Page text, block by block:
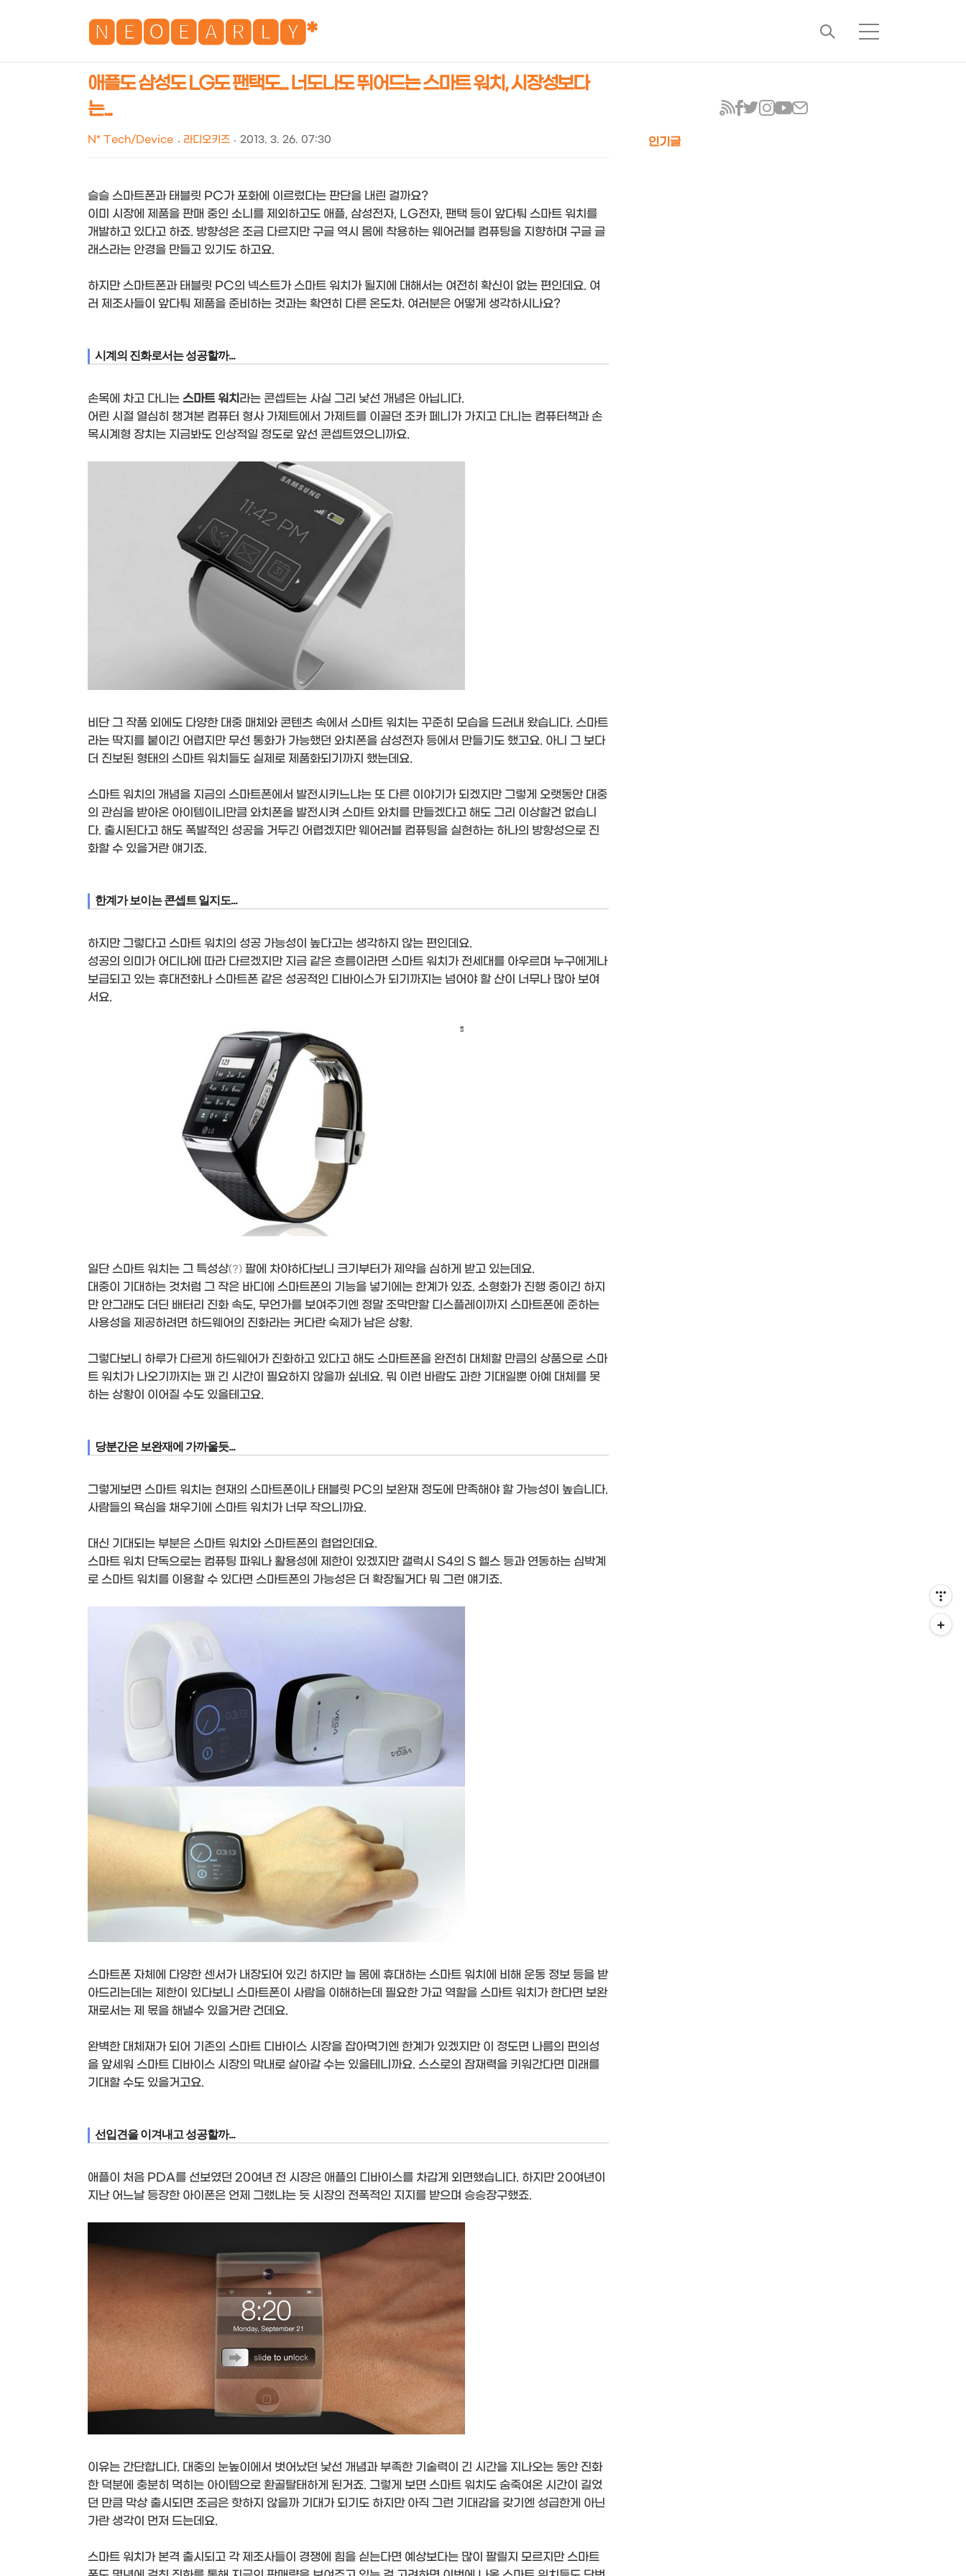
🅽🅴🅾🅴🅰🆁🅻🆈*NEOEARLY*
검
메
애플도 삼성도 LG도 팬택도... 너도나도 뛰어드는 스마트 워치, 시장성보다
는...
N* Tech/Device 라디오키즈 2013. 3. 26. 07:30
슬슬 스마트폰과 태블릿 PC가 포화에 이르렀다는 판단을 내린 걸까요?
이미 시장에 제품을 판매 중인 소니를 제외하고도 애플, 삼성전자, LG전자, 팬택 등이 앞다퉈 스마트 워치를
개발하고 있다고 하죠. 방향성은 조금 다르지만 구글 역시 몸에 착용하는 웨어러블 컴퓨팅을 지향하며 구글 글
래스라는 안경을 만들고 있기도 하고요.
하지만 스마트폰과 태블릿 PC의 넥스트가 스마트 워치가 될지에 대해서는 여전히 확신이 없는 편인데요. 여
러 제조사들이 앞다퉈 제품을 준비하는 것과는 확연히 다른 온도차. 여러분은 어떻게 생각하시나요?
시계의 진화로서는 성공할까...
손목에 차고 다니는 스마트 워치 라는 콘셉트는 사실 그리 낯선 개념은 아닙니다.
어린 시절 열심히 챙겨본 컴퓨터 형사 가제트에서 가제트를 이끌던 조카 페니가 가지고 다니는 컴퓨터책과 손
목시계형 장치는 지금봐도 인상적일 정도로 앞선 콘셉트였으니까요.
비단 그 작품 외에도 다양한 대중 매체와 콘텐츠 속에서 스마트 워치는 꾸준히 모습을 드러내 왔습니다. 스마트
라는 딱지를 붙이긴 어렵지만 무선 통화가 가능했던 와치폰을 삼성전자 등에서 만들기도 했고요. 아니 그 보다
더 진보된 형태의 스마트 워치들도 실제로 제품화되기까지 했는데요.
스마트 워치의 개념을 지금의 스마트폰에서 발전시키느냐는 또 다른 이야기가 되겠지만 그렇게 오랫동안 대중
의 관심을 받아온 아이템이니만큼 와치폰을 발전시켜 스마트 와치를 만들겠다고 해도 그리 이상할건 없습니
다. 출시된다고 해도 폭발적인 성공을 거두긴 어렵겠지만 웨어러블 컴퓨팅을 실현하는 하나의 방향성으로 진
화할 수 있을거란 얘기죠.
한계가 보이는 콘셉트 일지도...
하지만 그렇다고 스마트 워치의 성공 가능성이 높다고는 생각하지 않는 편인데요.
성공의 의미가 어디냐에 따라 다르겠지만 지금 같은 흐름이라면 스마트 워치가 전세대를 아우르며 누구에게나
보급되고 있는 휴대전화나 스마트폰 같은 성공적인 디바이스가 되기까지는 넘어야 할 산이 너무나 많아 보여
서요.
일단 스마트 워치는 그 특성상(?) 팔에 차야하다보니 크기부터가 제약을 심하게 받고 있는데요.
대중이 기대하는 것처럼 그 작은 바디에 스마트폰의 기능을 넣기에는 한계가 있죠. 소형화가 진행 중이긴 하지
만 안그래도 더딘 배터리 진화 속도, 무언가를 보여주기엔 정말 조막만할 디스플레이까지 스마트폰에 준하는
사용성을 제공하려면 하드웨어의 진화라는 커다란 숙제가 남은 상황.
그렇다보니 하루가 다르게 하드웨어가 진화하고 있다고 해도 스마트폰을 완전히 대체할 만큼의 상품으로 스마
트 워치가 나오기까지는 꽤 긴 시간이 필요하지 않을까 싶네요. 뭐 이런 바람도 과한 기대일뿐 아예 대체를 못
하는 상황이 이어질 수도 있을테고요.
당분간은 보완재에 가까울듯...
그렇게보면 스마트 워치는 현재의 스마트폰이나 태블릿 PC의 보완재 정도에 만족해야 할 가능성이 높습니다.
사람들의 욕심을 채우기에 스마트 워치가 너무 작으니까요.
대신 기대되는 부분은 스마트 워치와 스마트폰의 협업인데요.
스마트 워치 단독으로는 컴퓨팅 파워나 활용성에 제한이 있겠지만 갤럭시 S4의 S 헬스 등과 연동하는 심박계
로 스마트 워치를 이용할 수 있다면 스마트폰의 가능성은 더 확장될거다 뭐 그런 얘기죠.
스마트폰 자체에 다양한 센서가 내장되어 있긴 하지만 늘 몸에 휴대하는 스마트 워치에 비해 운동 정보 등을 받
아드리는데는 제한이 있다보니 스마트폰이 사람을 이해하는데 필요한 가교 역할을 스마트 워치가 한다면 보완
재로서는 제 몫을 해낼수 있을거란 건데요.
완벽한 대체재가 되어 기존의 스마트 디바이스 시장을 잡아먹기엔 한계가 있겠지만 이 정도면 나름의 편의성
을 앞세워 스마트 디바이스 시장의 막내로 살아갈 수는 있을테니까요. 스스로의 잠재력을 키워간다면 미래를
기대할 수도 있을거고요.
선입견을 이겨내고 성공할까...
애플이 처음 PDA를 선보였던 20여년 전 시장은 애플의 디바이스를 차갑게 외면했습니다. 하지만 20여년이
지난 어느날 등장한 아이폰은 언제 그랬냐는 듯 시장의 전폭적인 지지를 받으며 승승장구했죠.
이유는 간단합니다. 대중의 눈높이에서 벗어났던 낯선 개념과 부족한 기술력이 긴 시간을 지나오는 동안 진화
한 덕분에 충분히 먹히는 아이템으로 환골탈태하게 된거죠. 그렇게 보면 스마트 워치도 숨죽여온 시간이 길었
던 만큼 막상 출시되면 조금은 핫하지 않을까 기대가 되기도 하지만 아직 그런 기대감을 갖기엔 성급한게 아닌
가란 생각이 먼저 드는데요.
스마트 워치가 본격 출시되고 각 제조사들이 경쟁에 힘을 싣는다면 예상보다는 많이 팔릴지 모르지만 스마트
인기글